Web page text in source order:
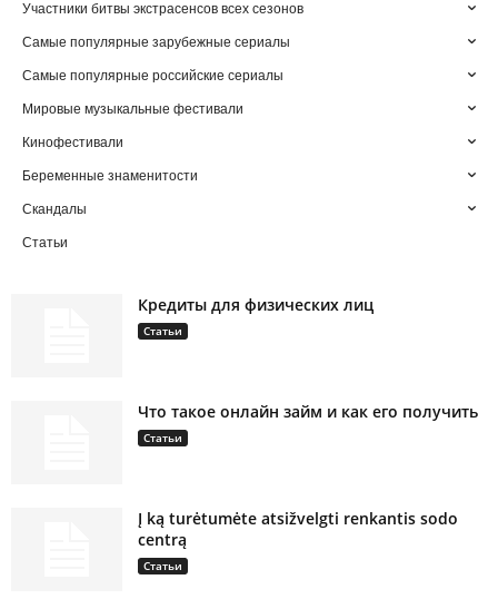
Участники битвы экстрасенсов всех сезонов
Самые популярные зарубежные сериалы
Самые популярные российские сериалы
Мировые музыкальные фестивали
Кинофестивали
Беременные знаменитости
Скандалы
Статьи
Кредиты для физических лиц
Статьи
Что такое онлайн займ и как его получить
Статьи
Į ką turėtumėte atsižvelgti renkantis sodo
centrą
Статьи